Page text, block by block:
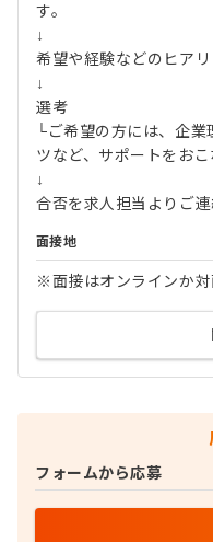
す。
↓
希望や経験などのヒア
↓
選考
└ご希望の方には、企
ツなど、サポートをおこ
↓
合否を求人担当よりご連
面接地
※面接はオンラインか対
フォームから応募